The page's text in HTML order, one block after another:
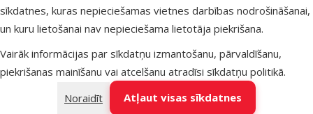
sīkdatnes, kuras nepieciešamas vietnes darbības nodrošināšanai,
un kuru lietošanai nav nepieciešama lietotāja piekrišana.
Vairāk informācijas par sīkdatņu izmantošanu, pārvaldīšanu,
piekrišanas mainīšanu vai atcelšanu atradīsi sīkdatņu politikā.
Noraidīt
Atļaut visas sīkdatnes
ReptiPlanet
Daylight
100W
Cena
3,99 €